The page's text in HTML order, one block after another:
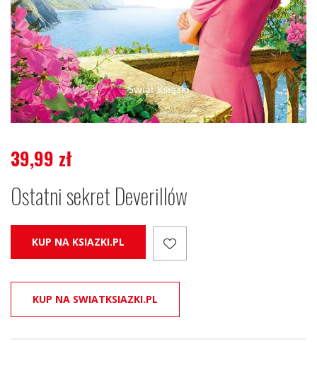
39,99 zł
Ostatni sekret Deverillów
KUP NA KSIAZKI.PL
KUP NA SWIATKSIAZKI.PL